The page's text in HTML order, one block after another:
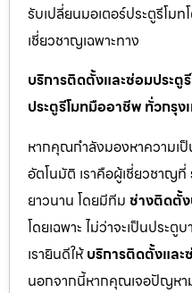
รับเปลี่ยนมอเตอร์ประตูรีโม
เชี่ยวชาญเฉพาะทาง
บริการติดตั้งและซ่อมประตู
ประตูรีโมทมืออาชีพ ทั่วกรุ
หากคุณกำลังมองหาความเ
อัตโนมัติ เราคือผู้เชี่ยวชาญที่
ยาวนาน โดยมีทีม ช่างติดตั้ง
โดยเฉพาะ ไม่ว่าจะเป็นประ
เรายินดีให้บริการติดตั้งและ
นอกจากนี้หากคุณเจอปัญหาม